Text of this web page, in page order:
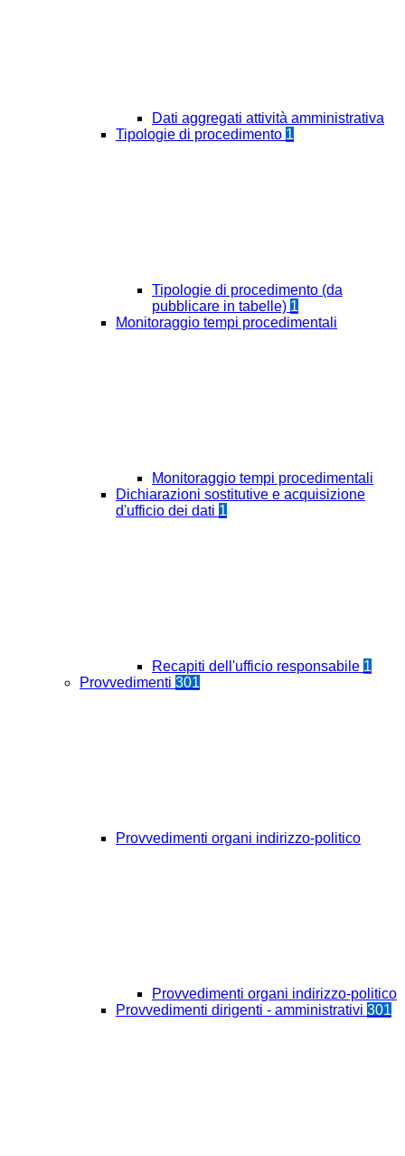
Dati aggregati attività amministrativa
Tipologie di procedimento 1
Tipologie di procedimento (da
pubblicare in tabelle) 1
Monitoraggio tempi procedimentali
Monitoraggio tempi procedimentali
Dichiarazioni sostitutive e acquisizione
d'ufficio dei dati 1
Recapiti dell'ufficio responsabile 1
Provvedimenti 301
Provvedimenti organi indirizzo-politico
Provvedimenti organi indirizzo-politico
Provvedimenti dirigenti - amministrativi 301